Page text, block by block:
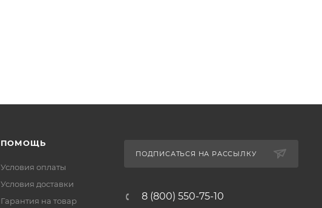
ПОМОЩЬ
Условия оплаты
Условия доставки
Гарантия на товар
ПОДПИСАТЬСЯ НА РАССЫЛКУ
8 (800) 550-75-10